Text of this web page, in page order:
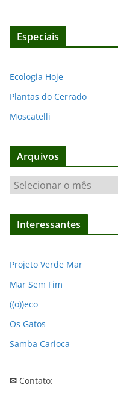
Especiais
Ecologia Hoje
Plantas do Cerrado
Moscatelli
Arquivos
r
q
s
Interessantes
Projeto Verde Mar
Mar Sem Fim
((o))eco
Os Gatos
Samba Carioca
✉ Contato: